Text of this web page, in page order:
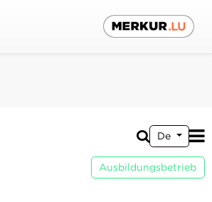
De
Ausbildungsbetrieb